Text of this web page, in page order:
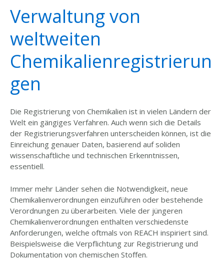
Verwaltung von
weltweiten
Chemikalienregistrierun
gen
Die Registrierung von Chemikalien ist in vielen Ländern der
Welt ein gängiges Verfahren. Auch wenn sich die Details
der Registrierungsverfahren unterscheiden können, ist die
Einreichung genauer Daten, basierend auf soliden
wissenschaftliche und technischen Erkenntnissen,
essentiell.
Immer mehr Länder sehen die Notwendigkeit, neue
Chemikalienverordnungen einzuführen oder bestehende
Verordnungen zu überarbeiten. Viele der jüngeren
Chemikalienverordnungen enthalten verschiedenste
Anforderungen, welche oftmals von REACH inspiriert sind.
Beispielsweise die Verpflichtung zur Registrierung und
Dokumentation von chemischen Stoffen.